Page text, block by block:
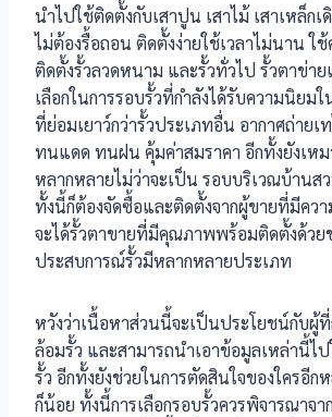
นำไปใช้ติดตั้งกับเสาปูน เสาไม้ เสาเหล็ก
ไม่ต้องรื้อถอน ติดตั้งง่ายใช้เวลาไม่นาน ใ
ติดตั้งรั้วลวดหนาม และรั้วทั่วไป รั้วตาข่า
เลือกในการรอบรั้วที่กําลังได้รับความนิยม
ที่ย่อมเยาว์กว่ารั้วประเภทอื่น อากาศถ่ายเ
ทนแดด ทนฝน คุ้มค่าสมราคา อีกทั้งยังเห
หลากหลายไม่ว่าจะเป็น รอบบริเวณบ้าน
ทั้งนี้ก็ต้องจัดซื้อและติดตั้งจากผู้ขายที่มีคว
จะได้รั้วตาขายที่มีคุณภาพพร้อมติดตั้งด้วย
ประสบการณ์รั้วมีหลากหลายประเภท
หวังว่าเนื้อหาส่วนนี้จะเป็นประโยชน์กับผู้ที่
ล้อมรั้ว และสามารถนำเอาข้อมูลเหล่านี้ไป
รั้ว อีกทั้งยังช่วยในการตัดสินใจของใครอีก
ก็น้อย ทั้งนี้การเลือกรอบรั้วควรพิจารณาจ